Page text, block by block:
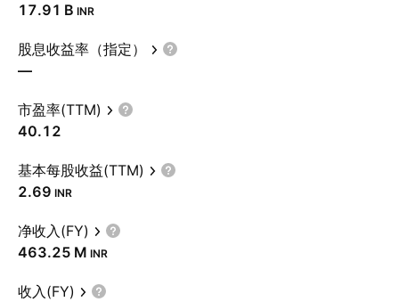
‪17.91 B‬ INR
股息收益率（指定）
—
市盈率(TTM)
40.12
基本每股收益(TTM)
2.69 INR
净收入(FY)
‪463.25 M‬ INR
收入(FY)